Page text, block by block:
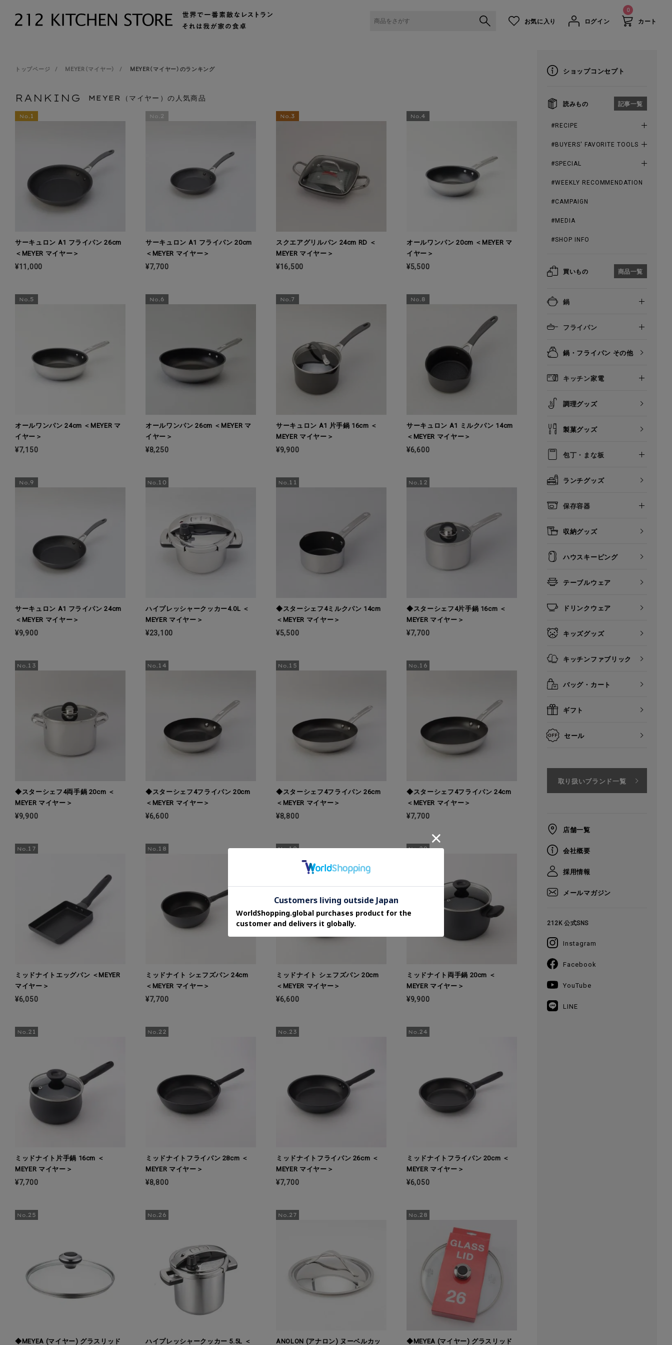
お気に入り ログイン
0
カート
ショップコンセプト
読みもの 記事一覧
#RECIPE
#BUYERS' FAVORITE TOOLS
#SPECIAL
#WEEKLY RECOMMENDATION
#CAMPAIGN
#MEDIA
#SHOP INFO
買いもの 商品一覧
鍋
フライパン
鍋・フライパン その他
キッチン家電
調理グッズ
製菓グッズ
包丁・まな板
ランチグッズ
保存容器
収納グッズ
ハウスキーピング
テーブルウェア
ドリンクウェア
キッズグッズ
キッチンファブリック
バッグ・カート
ギフト
セール
取り扱いブランド一覧
店舗一覧
会社概要
採用情報
メールマガジン
212K 公式SNS
Instagram
Facebook
YouTube
LINE
トップページ MEYER（マイヤー） MEYER（マイヤー）のランキング
RANKING MEYER（マイヤー）の人気商品
サーキュロン A1 フライパン 26cm
＜MEYER マイヤー＞
¥11,000
サーキュロン A1 フライパン 20cm
＜MEYER マイヤー＞
¥7,700
スクエアグリルパン 24cm RD ＜
MEYER マイヤー＞
¥16,500
オールワンパン 20cm ＜MEYER マ
イヤー＞
¥5,500
オールワンパン 24cm ＜MEYER マ
イヤー＞
¥7,150
オールワンパン 26cm ＜MEYER マ
イヤー＞
¥8,250
サーキュロン A1 片手鍋 16cm ＜
MEYER マイヤー＞
¥9,900
サーキュロン A1 ミルクパン 14cm
＜MEYER マイヤー＞
¥6,600
サーキュロン A1 フライパン 24cm
＜MEYER マイヤー＞
¥9,900
ハイプレッシャークッカー4.0L ＜
MEYER マイヤー＞
¥23,100
◆スターシェフ4ミルクパン 14cm
＜MEYER マイヤー＞
¥5,500
◆スターシェフ4片手鍋 16cm ＜
MEYER マイヤー＞
¥7,700
◆スターシェフ4両手鍋 20cm ＜
MEYER マイヤー＞
¥9,900
◆スターシェフ4フライパン 20cm
＜MEYER マイヤー＞
¥6,600
◆スターシェフ4フライパン 26cm
＜MEYER マイヤー＞
¥8,800
◆スターシェフ4フライパン 24cm
＜MEYER マイヤー＞
¥7,700
ミッドナイトエッグパン ＜MEYER
マイヤー＞
¥6,050
ミッドナイト シェフズパン 24cm
＜MEYER マイヤー＞
¥7,700
ミッドナイト シェフズパン 20cm
＜MEYER マイヤー＞
¥6,600
ミッドナイト両手鍋 20cm ＜
MEYER マイヤー＞
¥9,900
ミッドナイト片手鍋 16cm ＜
MEYER マイヤー＞
¥7,700
ミッドナイトフライパン 28cm ＜
MEYER マイヤー＞
¥8,800
ミッドナイトフライパン 26cm ＜
MEYER マイヤー＞
¥7,700
ミッドナイトフライパン 20cm ＜
MEYER マイヤー＞
¥6,050
◆MEYEA (マイヤー) グラスリッド ハイプレッシャークッカー 5.5L ＜ ANOLON (アナロン) ヌーベルカッ ◆MEYEA (マイヤー) グラスリッド